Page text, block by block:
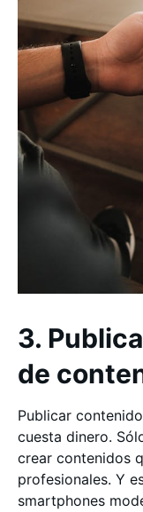
3.
de
Publicar
cuesta dinero.
crear contenidos
profesionales. Y
smartphones